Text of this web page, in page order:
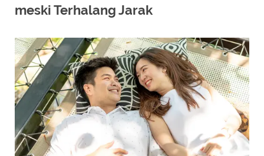
meski Terhalang Jarak